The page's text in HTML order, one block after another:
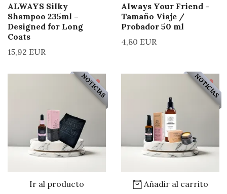
ALWAYS Silky
Shampoo 235ml –
Designed for Long
Coats
15,92 EUR
Always Your Friend -
Tamaño Viaje /
Probador 50 ml
4,80 EUR
NOTICIAS
Ir al producto
NOTICIAS
Añadir al carrito